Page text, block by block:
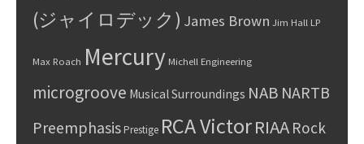
(ジャイロデック) James Brown Jim Hall LP
Max Roach Mercury Michell Engineering
microgroove Musical Surroundings NAB NARTB
PreemphasisPrestige RCA VictorRIAA Rock